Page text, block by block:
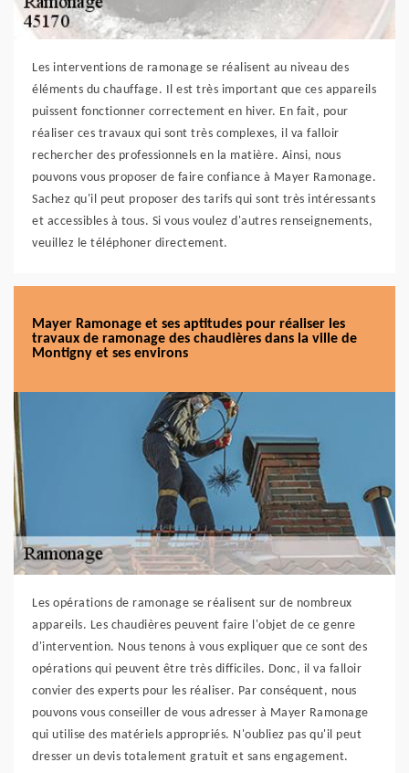
Les interventions de ramonage se réalisent au niveau des
éléments du chauffage. Il est très important que ces appareils
puissent fonctionner correctement en hiver. En fait, pour
réaliser ces travaux qui sont très complexes, il va falloir
rechercher des professionnels en la matière. Ainsi, nous
pouvons vous proposer de faire confiance à Mayer Ramonage.
Sachez qu'il peut proposer des tarifs qui sont très intéressants
et accessibles à tous. Si vous voulez d'autres renseignements,
veuillez le téléphoner directement.
Mayer Ramonage et ses aptitudes pour réaliser les
travaux de ramonage des chaudières dans la ville de
Montigny et ses environs
Les opérations de ramonage se réalisent sur de nombreux
appareils. Les chaudières peuvent faire l'objet de ce genre
d'intervention. Nous tenons à vous expliquer que ce sont des
opérations qui peuvent être très difficiles. Donc, il va falloir
convier des experts pour les réaliser. Par conséquent, nous
pouvons vous conseiller de vous adresser à Mayer Ramonage
qui utilise des matériels appropriés. N'oubliez pas qu'il peut
dresser un devis totalement gratuit et sans engagement.